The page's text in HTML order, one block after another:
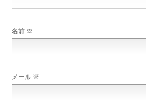
名前 ※
メール ※